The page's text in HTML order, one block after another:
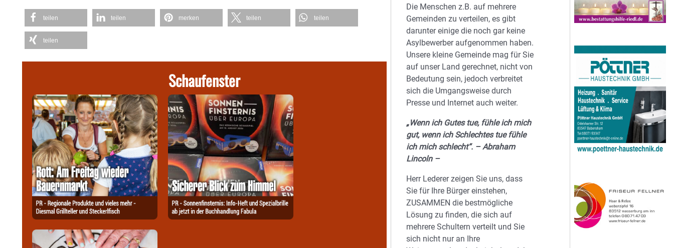
teilen teilen merken teilen teilen
teilen
Schaufenster
Die Menschen z.B. auf mehrere
Gemeinden zu verteilen, es gibt
darunter einige die noch gar keine
Asylbewerber aufgenommen haben.
Unsere kleine Gemeinde mag für Sie
auf unser Land gerechnet, nicht von
Bedeutung sein, jedoch verbreitet
sich die Umgangsweise durch
Presse und Internet auch weiter.
„Wenn ich Gutes tue, fühle ich mich
gut, wenn ich Schlechtes tue fühle
ich mich schlecht“. – Abraham
Lincoln –
Herr Lederer zeigen Sie uns, dass
Sie für Ihre Bürger einstehen,
ZUSAMMEN die bestmögliche
Lösung zu finden, die sich auf
mehrere Schultern verteilt und Sie
sich nicht nur an Ihre